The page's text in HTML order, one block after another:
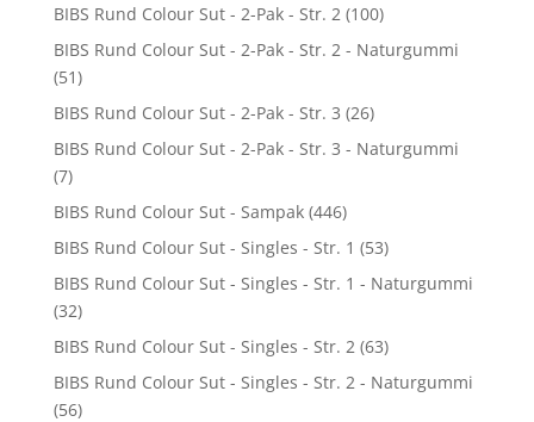
BIBS Rund Colour Sut - 2-Pak - Str. 2 (100)
BIBS Rund Colour Sut - 2-Pak - Str. 2 - Naturgummi
(51)
BIBS Rund Colour Sut - 2-Pak - Str. 3 (26)
BIBS Rund Colour Sut - 2-Pak - Str. 3 - Naturgummi
(7)
BIBS Rund Colour Sut - Sampak (446)
BIBS Rund Colour Sut - Singles - Str. 1 (53)
BIBS Rund Colour Sut - Singles - Str. 1 - Naturgummi
(32)
BIBS Rund Colour Sut - Singles - Str. 2 (63)
BIBS Rund Colour Sut - Singles - Str. 2 - Naturgummi
(56)